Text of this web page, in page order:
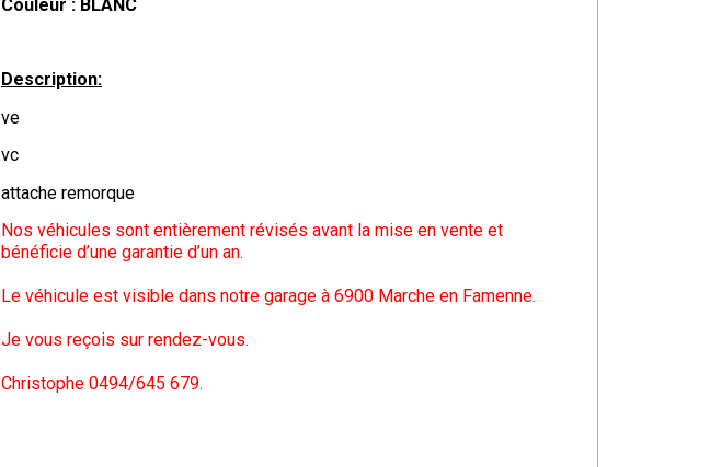
Couleur : BLANC
Description:
ve
vc
attache remorque
Nos véhicules sont entièrement révisés avant la mise en vente et
bénéficie d’une garantie d’un an.
Le véhicule est visible dans notre garage à 6900 Marche en Famenne.
Je vous reçois sur rendez-vous.
Christophe 0494/645 679.